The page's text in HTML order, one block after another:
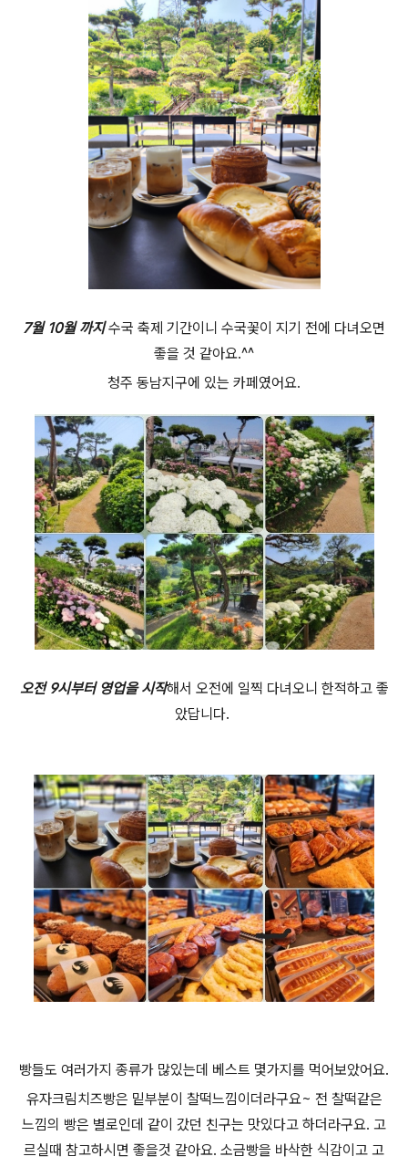
7월 10월 까지수국 축제 기간이니 수국꽃이 지기 전에 다녀오면
좋을 것 같아요.^^
청주 동남지구에 있는 카페였어요.
오전 9시부터 영업을 시작해서 오전에 일찍 다녀오니 한적하고 좋
았답니다.
빵들도 여러가지 종류가 많있는데 베스트 몇가지를 먹어보았어요.
유자크림치즈빵은 밑부분이 찰떡느낌이더라구요~ 전 찰떡같은
느낌의 빵은 별로인데 같이 갔던 친구는 맛있다고 하더라구요. 고
르실때 참고하시면 좋을것 같아요. 소금빵을 바삭한 식감이고 고